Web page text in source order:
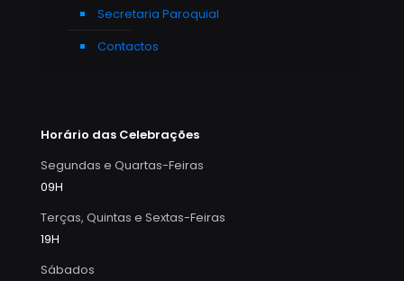
Secretaria Paroquial
Contactos
Horário das Celebrações
Segundas e Quartas-Feiras
09H
Terças, Quintas e Sextas-Feiras
19H
Sábados